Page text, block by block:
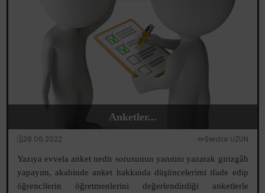
Anketler...
🗓️28.06.2022 ✏️Serdar UZUN
Yazıya evvela anket nedir sorusunun yanıtını yazarak girizgâh
yapayım, akabinde anket hakkında düşüncelerimi ifade edip
öğrencilerin öğretmenlerini değerlendirdiği anketlerle